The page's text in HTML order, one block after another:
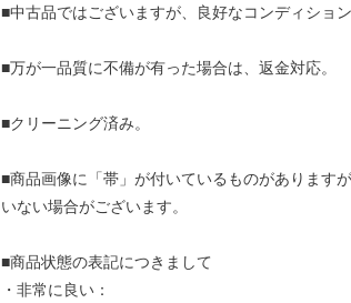
■中古品ではございますが、良好なコンディション
■万が一品質に不備が有った場合は、返金対応。
■クリーニング済み。
■商品画像に「帯」が付いているものがあります
いない場合がございます。
■商品状態の表記につきまして
・非常に良い：